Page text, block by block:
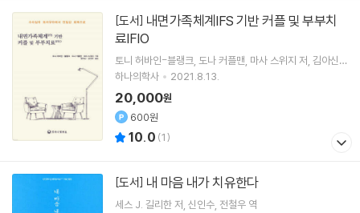
[도서]
료IFIO
토니 허바인-블랭크 도나 커플맨 마사 스위지 저 김아신
역 외 1명
하나의학사 2021.8.13.
20,000원
600원
10.0 (1)
[도서] 내 마음 내가 치유한다
세스 J. 길리한저 신인수 전철우 역